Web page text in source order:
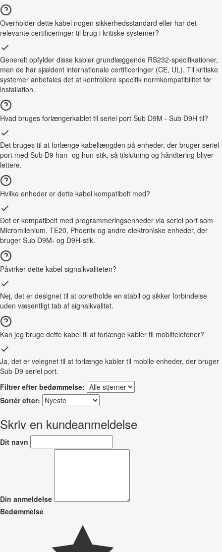
Overholder dette kabel nogen sikkerhedsstandard eller har det
relevante certificeringer til brug i kritiske systemer?
Generelt opfylder disse kabler grundlæggende RS232-specifikationer,
men de har sjældent internationale certificeringer (CE, UL). Til kritiske
systemer anbefales det at kontrollere specifik normkompatibilitet før
installation.
Hvad bruges forlængerkablet til seriel port Sub D9M - Sub D9H til?
Det bruges til at forlænge kabellængden på enheder, der bruger seriel
port med Sub D9 han- og hun-stik, så tilslutning og håndtering bliver
lettere.
Hvilke enheder er dette kabel kompatibelt med?
Det er kompatibelt med programmeringsenheder via seriel port som
Micromilenium, TE20, Phoenix og andre elektroniske enheder, der
bruger Sub D9M- og D9H-stik.
Påvirker dette kabel signalkvaliteten?
Nej, det er designet til at opretholde en stabil og sikker forbindelse
uden væsentligt tab af signalkvalitet.
Kan jeg bruge dette kabel til at forlænge kabler til mobiltelefoner?
Ja, det er velegnet til at forlænge kabler til mobile enheder, der bruger
Sub D9 seriel port.
Filtrer efter bedømmelse:
Sortér efter:
Skriv en kundeanmeldelse
Dit navn
Din anmeldelse
Bedømmelse